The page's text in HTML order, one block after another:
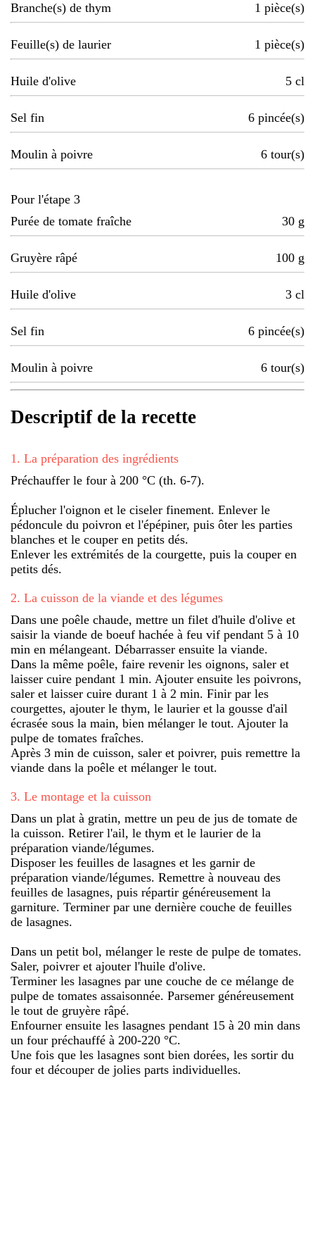
Branche(s) de thym 1 pièce(s)
Feuille(s) de laurier 1 pièce(s)
Huile d'olive 5 cl
Sel fin 6 pincée(s)
Moulin à poivre 6 tour(s)
Pour l'étape 3
Purée de tomate fraîche
30 g
Gruyère râpé 100 g
Huile d'olive 3 cl
Sel fin 6 pincée(s)
Moulin à poivre 6 tour(s)
Descriptif de la recette
1 . La préparation des ingrédients
Préchauffer le four à 200 °C (th. 6-7).
Éplucher l'oignon et le ciseler finement. Enlever le
pédoncule du poivron et l'épépiner, puis ôter les parties
blanches et le couper en petits dés.
Enlever les extrémités de la courgette, puis la couper en
petits dés.
2. La cuisson de la viande et des légumes
Dans une poêle chaude, mettre un filet d'huile d'olive et
saisir la viande de boeuf hachée à feu vif pendant 5 à 10
min en mélangeant. Débarrasser ensuite la viande.
Dans la même poêle, faire revenir les oignons, saler et
laisser cuire pendant 1 min. Ajouter ensuite les poivrons,
saler et laisser cuire durant 1 à 2 min. Finir par les
courgettes, ajouter le thym, le laurier et la gousse d'ail
écrasée sous la main, bien mélanger le tout. Ajouter la
pulpe de tomates fraîches.
Après 3 min de cuisson, saler et poivrer, puis remettre la
viande dans la poêle et mélanger le tout.
3. Le montage et la cuisson
Dans un plat à gratin, mettre un peu de jus de tomate de
la cuisson. Retirer l'ail, le thym et le laurier de la
préparation viande/légumes.
Disposer les feuilles de lasagnes et les garnir de
préparation viande/légumes. Remettre à nouveau des
feuilles de lasagnes, puis répartir généreusement la
garniture. Terminer par une dernière couche de feuilles
de lasagnes.
Dans un petit bol, mélanger le reste de pulpe de tomates.
Saler, poivrer et ajouter l'huile d'olive.
Terminer les lasagnes par une couche de ce mélange de
pulpe de tomates assaisonnée. Parsemer généreusement
le tout de gruyère râpé.
Enfourner ensuite les lasagnes pendant 15 à 20 min dans
un four préchauffé à 200-220 °C.
Une fois que les lasagnes sont bien dorées, les sortir du
four et découper de jolies parts individuelles.